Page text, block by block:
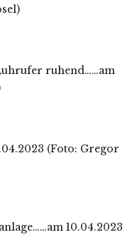
ruhend……am
(Foto: Gregor
10.04.2023